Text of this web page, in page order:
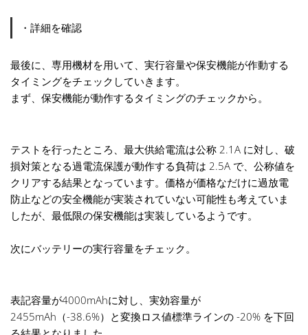
・詳細を確認
最後に、専用機材を用いて、実行容量や保安機能が作動する
タイミングをチェックしていきます。
まず、保安機能が動作するタイミングのチェックから。
テストを行ったところ、最大供給電流は公称 2.1A に対し、破
損対策となる過電流保護が動作する負荷は 2.5A で、公称値を
クリアする結果となっています。価格が価格なだけに過放電
防止などの安全機能が実装されていない可能性も考えていま
したが、最低限の保安機能は実装しているようです。
次にバッテリーの実行容量をチェック。
表記容量が4000mAhに対し、実効容量が
2455mAh（-38.6%）と変換ロス値標準ラインの -20% を下回